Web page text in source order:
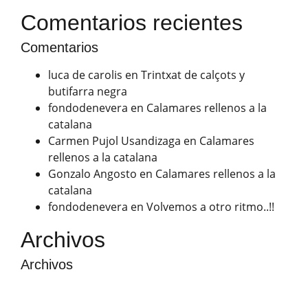
Comentarios recientes
Comentarios
luca de carolis en Trintxat de calçots y
butifarra negra
fondodenevera en Calamares rellenos a la
catalana
Carmen Pujol Usandizaga en Calamares
rellenos a la catalana
Gonzalo Angosto en Calamares rellenos a la
catalana
fondodenevera en Volvemos a otro ritmo..!!
Archivos
Archivos